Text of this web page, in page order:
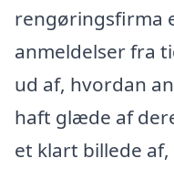
rengøringsfirma
anmeldelser fra
ud af, hvordan
haft glæde af
et klart billede